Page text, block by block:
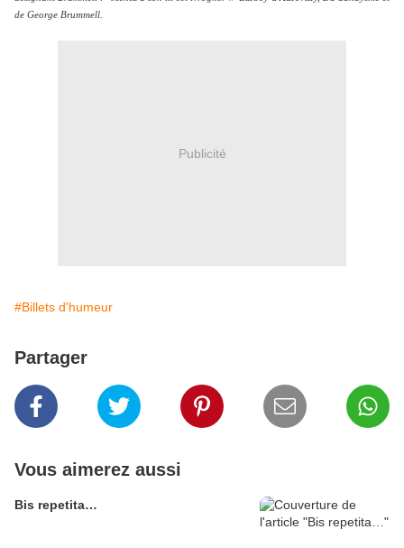
de George Brummell.
Publicité
#Billets d'humeur
Partager
Vous aimerez aussi
Bis repetita…